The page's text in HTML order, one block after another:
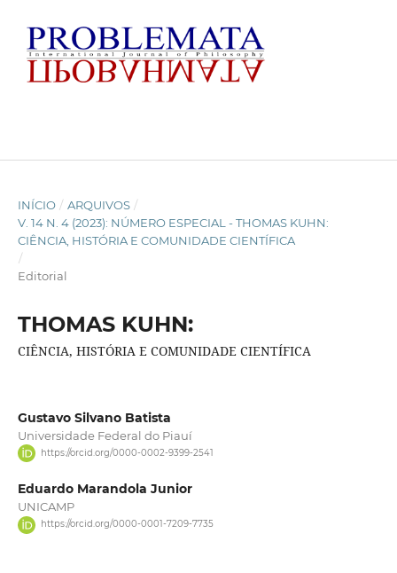
INÍCIO / ARQUIVOS /
V. 14 N. 4 (2023): NÚMERO ESPECIAL - THOMAS KUHN:
CIÊNCIA, HISTÓRIA E COMUNIDADE CIENTÍFICA
/
Editorial
THOMAS KUHN:
CIÊNCIA, HISTÓRIA E COMUNIDADE CIENTÍFICA
Gustavo Silvano Batista
Universidade Federal do Piauí
https://orcid.org/0000-0002-9399-2541
Eduardo Marandola Junior
UNICAMP
https://orcid.org/0000-0001-7209-7735